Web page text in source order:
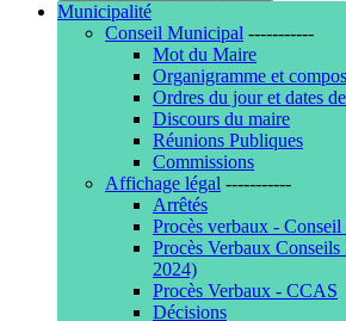
Municipalité
Conseil Municipal -----------
Mot du Maire
Organigramme et
Ordres du jour et dates
Discours du maire
Réunions Publiques
Commissions
Affichage légal -----------
Arrêtés
Procès verbaux -
Procès Verbaux
2024)
Procès Verbaux - CCAS
Décisions